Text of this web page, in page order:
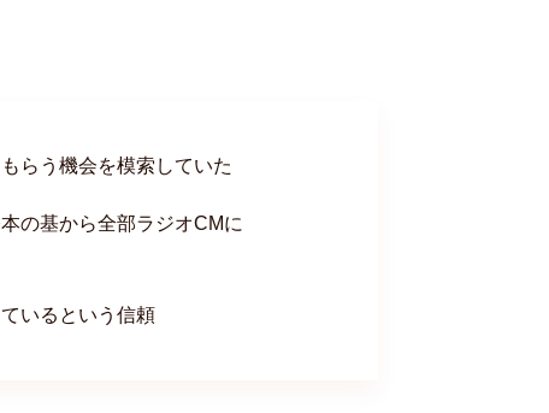
らう機会を模索していた
の基から全部ラジオCMに
いるという信頼